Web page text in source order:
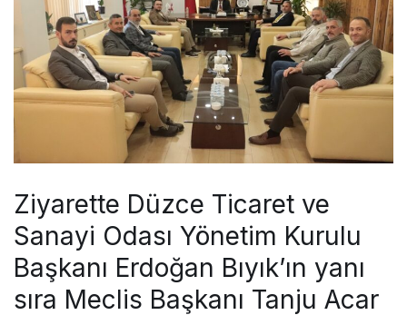
Ziyarette Düzce Ticaret ve
Sanayi Odası Yönetim Kurulu
Başkanı Erdoğan Bıyık’ın yanı
sıra Meclis Başkanı Tanju Acar